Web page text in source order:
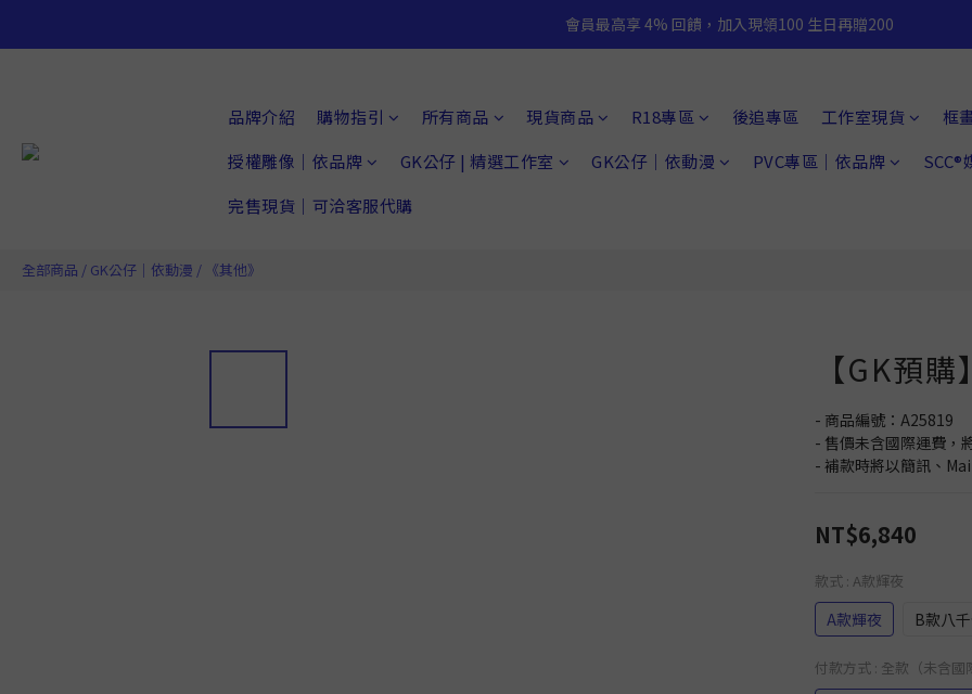
會員最高享 4% 回饋，加入現領100 生日再贈200
品牌介紹 購物指引 所有商品 現貨商品 R18專區 後追專區 工作室現貨
框
授權雕像｜依品牌
GK公仔 | 精選工作室 GK公仔｜依動漫 PVC專區｜依品牌
SCC®
完售現貨｜可洽客服代購
全部商品 / GK公仔｜依動漫 / 《其他》
【GK預
- 商品編號：A25819
- 售價未含國際運費，
- 補款時將以簡訊、
NT$6,840
款式 : A款輝夜
A款輝夜 B款八
付款方式 : 全款（未含國